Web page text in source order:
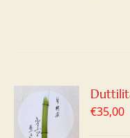
€35,00